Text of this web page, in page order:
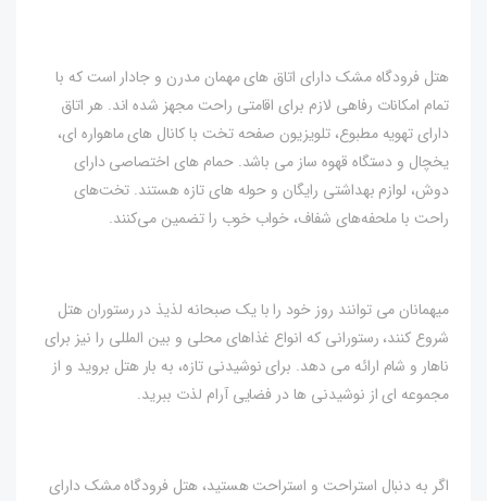
هتل فرودگاه مشک دارای اتاق های مهمان مدرن و جادار است که با
تمام امکانات رفاهی لازم برای اقامتی راحت مجهز شده اند. هر اتاق
دارای تهویه مطبوع، تلویزیون صفحه تخت با کانال های ماهواره ای،
یخچال و دستگاه قهوه ساز می باشد. حمام های اختصاصی دارای
دوش، لوازم بهداشتی رایگان و حوله های تازه هستند. تخت‌های
راحت با ملحفه‌های شفاف، خواب خوب را تضمین می‌کنند.
میهمانان می توانند روز خود را با یک صبحانه لذیذ در رستوران هتل
شروع کنند، رستورانی که انواع غذاهای محلی و بین المللی را نیز برای
ناهار و شام ارائه می دهد. برای نوشیدنی تازه، به بار هتل بروید و از
مجموعه ای از نوشیدنی ها در فضایی آرام لذت ببرید.
اگر به دنبال استراحت و استراحت هستید، هتل فرودگاه مشک دارای